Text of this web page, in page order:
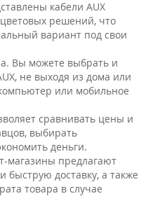
кабели AUX
решений, что
вариант под свои
Вы можете выбрать и
не выходя из дома или
или мобильное
сравнивать цены и
выбирать
деньги.
магазины предлагают
быструю доставку, а также
товара в случае